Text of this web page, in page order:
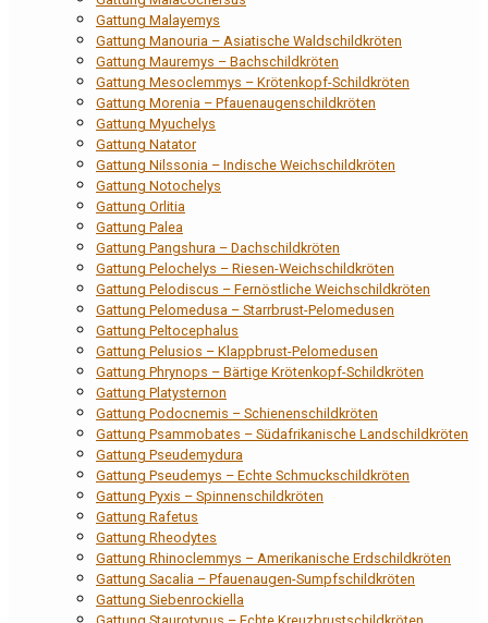
Gattung Malayemys
Gattung Manouria – Asiatische Waldschildkröten
Gattung Mauremys – Bachschildkröten
Gattung Mesoclemmys – Krötenkopf-Schildkröten
Gattung Morenia – Pfauenaugenschildkröten
Gattung Myuchelys
Gattung Natator
Gattung Nilssonia – Indische Weichschildkröten
Gattung Notochelys
Gattung Orlitia
Gattung Palea
Gattung Pangshura – Dachschildkröten
Gattung Pelochelys – Riesen-Weichschildkröten
Gattung Pelodiscus – Fernöstliche Weichschildkröten
Gattung Pelomedusa – Starrbrust-Pelomedusen
Gattung Peltocephalus
Gattung Pelusios – Klappbrust-Pelomedusen
Gattung Phrynops – Bärtige Krötenkopf-Schildkröten
Gattung Platysternon
Gattung Podocnemis – Schienenschildkröten
Gattung Psammobates – Südafrikanische Landschildkröten
Gattung Pseudemydura
Gattung Pseudemys – Echte Schmuckschildkröten
Gattung Pyxis – Spinnenschildkröten
Gattung Rafetus
Gattung Rheodytes
Gattung Rhinoclemmys – Amerikanische Erdschildkröten
Gattung Sacalia – Pfauenaugen-Sumpfschildkröten
Gattung Siebenrockiella